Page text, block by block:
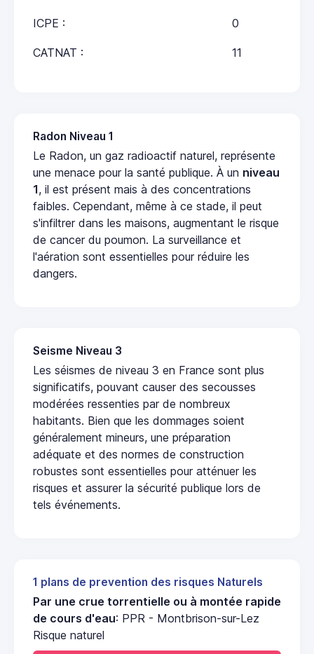
ICPE : 0
CATNAT : 11
Radon Niveau 1
Le Radon, un gaz radioactif naturel, représente
une menace pour la santé publique. À un niveau
1, il est présent mais à des concentrations
faibles. Cependant, même à ce stade, il peut
s'infiltrer dans les maisons, augmentant le risque
de cancer du poumon. La surveillance et
l'aération sont essentielles pour réduire les
dangers.
Seisme Niveau 3
Les séismes de niveau 3 en France sont plus
significatifs, pouvant causer des secousses
modérées ressenties par de nombreux
habitants. Bien que les dommages soient
généralement mineurs, une préparation
adéquate et des normes de construction
robustes sont essentielles pour atténuer les
risques et assurer la sécurité publique lors de
tels événements.
1 plans de prevention des risques Naturels
Par une crue torrentielle ou à montée rapide
de cours d'eau: PPR - Montbrison-sur-Lez
Risque naturel